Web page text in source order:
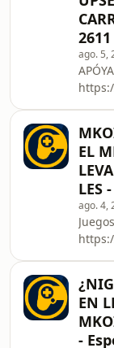
https://
EL
2611
ago. 5,
https://
INTRO
EL
LES
ago. 4,
GamePass
La
EN
-